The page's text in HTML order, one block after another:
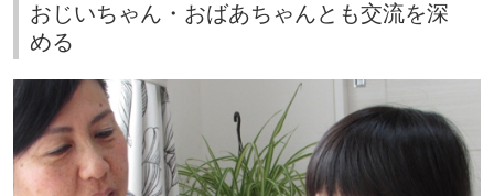
おじいちゃん・おばあちゃんとも交流を深
める